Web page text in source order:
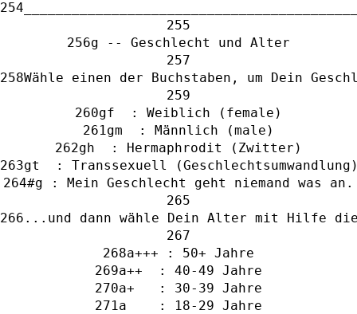
g -- Geschlecht und Alter
Wähle einen der Buchstaben, um Dein
gf  : Weiblich (female)
gm  : Männlich (male)
gh  : Hermaphrodit (Zwitter)
gt  : Transsexuell
#g : Mein Geschlecht geht niemand was an.
...und dann wähle Dein Alter mit Hilfe
a+++ : 50+ Jahre
a++  : 40-49 Jahre
a+   : 30-39 Jahre
a    : 18-29 Jahre